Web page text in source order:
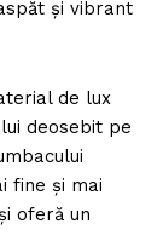
și vibrant
de lux
deosebit pe
fine și mai
oferă un